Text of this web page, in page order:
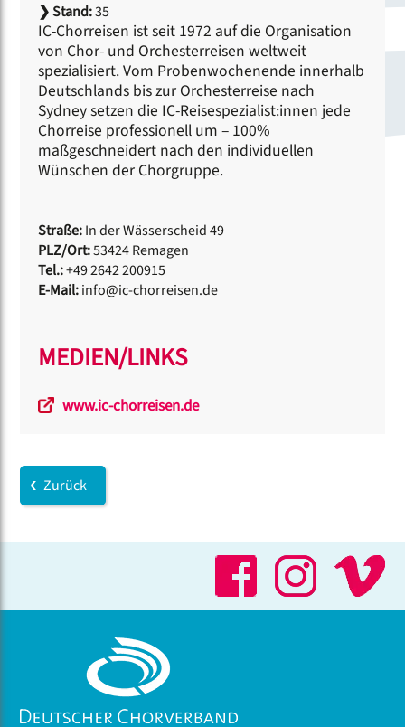
❯Stand:35
IC-Chorreisen ist seit 1972 auf die Organisation
von Chor- und Orchesterreisen weltweit
spezialisiert. Vom Probenwochenende innerhalb
Deutschlands bis zur Orchesterreise nach
Sydney setzen die IC-Reisespezialist:innen jede
Chorreise professionell um – 100%
maßgeschneidert nach den individuellen
Wünschen der Chorgruppe.
Straße:In der Wässerscheid 49
PLZ/Ort:53424 Remagen
Tel.:+49 2642 200915
E-Mail:info@ic-chorreisen.de
MEDIEN/LINKS
www.ic-chorreisen.de
Zurück